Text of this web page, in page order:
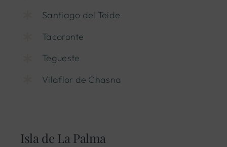
Santiago del Teide
Tacoronte
Tegueste
Vilaflor de Chasna
Isla de La Palma